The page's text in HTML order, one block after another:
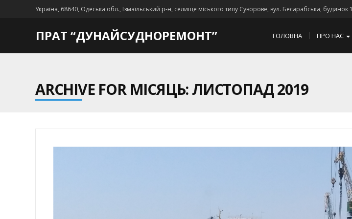
Україна, 68640, Одеська обл., Ізмаїльський р-н, селище міського типу Суворове, вул. Бесарабська, будинок 1
ПРАТ “ДУНАЙСУДНОРЕМОНТ” ГОЛОВНА ПРО НАС
ARCHIVE FOR МІСЯЦЬ: ЛИСТОПАД 2019